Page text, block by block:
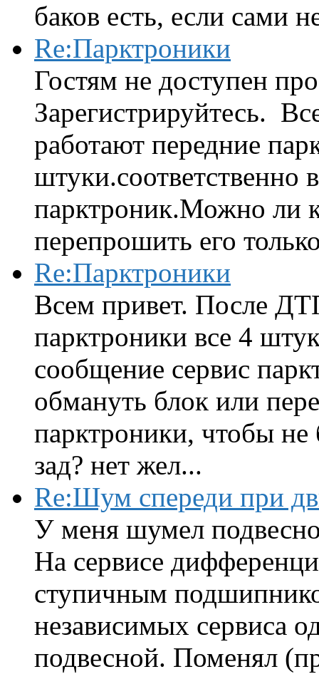
баков есть, если сами
Re:Парктроники
Гостям не доступен
Зарегистрируйтесь.
работают передние
штуки.соответственно
парктроник.Можно ли
перепрошить его
Re:Парктроники
Всем привет. После
парктроники все 4
сообщение сервис
обмануть блок или
парктроники, чтобы
зад? нет жел...
Re:Шум спереди при
У меня шумел
На сервисе
ступичным
независимых сервиса
подвесной. Поменял